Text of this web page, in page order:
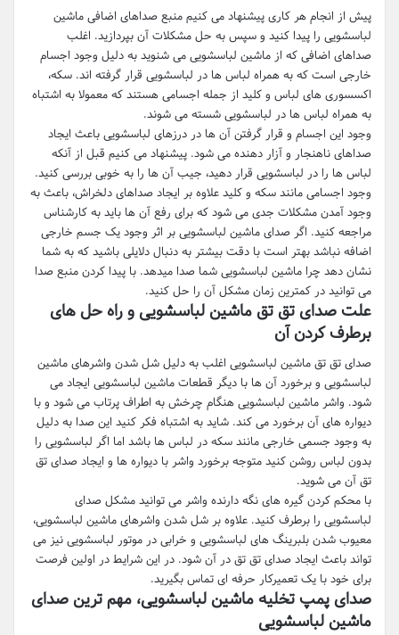
پیش از انجام هر کاری پیشنهاد می کنیم منبع صداهای اضافی ماشین
لباسشویی را پیدا کنید و سپس به حل مشکلات آن بپردازید. اغلب
صداهای اضافی که از ماشین لباسشویی می شنوید به دلیل وجود اجسام
خارجی است که به همراه لباس ها در لباسشویی قرار گرفته اند. سکه،
اکسسوری های لباس و کلید از جمله اجسامی هستند که معمولا به اشتباه
به همراه لباس ها در لباسشویی شسته می شوند.
وجود این اجسام و قرار گرفتن آن ها در درزهای لباسشویی باعث ایجاد
صداهای ناهنجار و آزار دهنده می شود. پیشنهاد می کنیم قبل از آنکه
لباس ها را در لباسشویی قرار دهید، جیب آن ها را به خوبی بررسی کنید.
وجود اجسامی مانند سکه و کلید علاوه بر ایجاد صداهای دلخراش، باعث به
وجود آمدن مشکلات جدی می شود که برای رفع آن ها باید به کارشناس
مراجعه کنید. اگر صدای ماشین لباسشویی بر اثر وجود یک جسم خارجی
اضافه نباشد بهتر است با دقت بیشتر به دنبال دلایلی باشید که به شما
نشان دهد چرا ماشین لباسشویی شما صدا میدهد. با پیدا کردن منبع صدا
می توانید در کمترین زمان مشکل آن را حل کنید.
علت صدای تق تق ماشین لباسشویی و راه حل های
برطرف کردن آن
صدای تق تق ماشین لباسشویی اغلب به دلیل شل شدن واشرهای ماشین
لباسشویی و برخورد آن ها با دیگر قطعات ماشین لباسشویی ایجاد می
شود. واشر ماشین لباسشویی هنگام چرخش به اطراف پرتاب می شود و با
دیواره های آن برخورد می کند. شاید به اشتباه فکر کنید این صدا به دلیل
به وجود جسمی خارجی مانند سکه در لباس ها باشد اما اگر لباسشویی را
بدون لباس روشن کنید متوجه برخورد واشر با دیواره ها و ایجاد صدای تق
تق آن می شوید.
با محکم کردن گیره های نگه دارنده واشر می توانید مشکل صدای
لباسشویی را برطرف کنید. علاوه بر شل شدن واشرهای ماشین لباسشویی،
معیوب شدن بلبرینگ های لباسشویی و خرابی در موتور لباسشویی نیز می
تواند باعث ایجاد صدای تق تق در آن شود. در این شرایط در اولین فرصت
برای خود با یک تعمیرکار حرفه ای تماس بگیرید.
صدای پمپ تخلیه ماشین لباسشویی، مهم ترین صدای
ماشین لباسشویی